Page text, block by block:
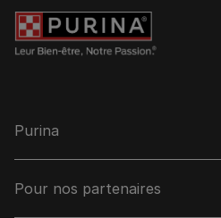
Purina
Pour nos partenaires